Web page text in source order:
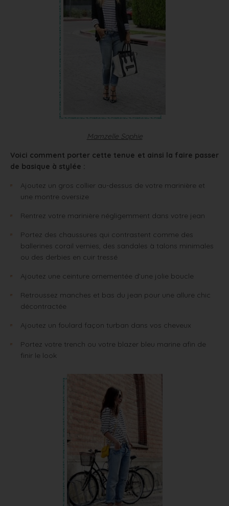
Mamzelle Sophie
Voici comment porter cette tenue et ainsi la faire passer
de basique à stylée :
Ajoutez un gros collier au-dessus de votre marinière et
une montre oversize
Rentrez votre marinière négligemment dans votre jean
Portez des chaussures qui contrastent comme des
ballerines corail vernies, des sandales à talons minimales
ou des derbies en cuir tressé
Ajoutez une ceinture ornementée d’une jolie boucle
Retroussez manches et bas du jean pour une allure chic
décontractée
Ajoutez un foulard façon turban dans vos cheveux
Portez votre trench ou votre blazer bleu marine afin de
finir le look